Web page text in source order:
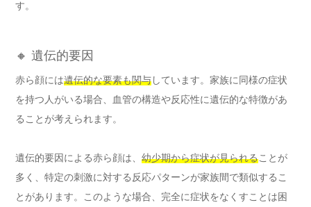
す。
🔸 遺伝的要因
赤ら顔には遺伝的な要素も関与しています。家族に同様の症状
を持つ人がいる場合、血管の構造や反応性に遺伝的な特徴があ
ることが考えられます。
遺伝的要因による赤ら顔は、 幼少期から症状が見られることが
多く、特定の刺激に対する反応パターンが家族間で類似するこ
とがあります。このような場合、完全に症状をなくすことは困